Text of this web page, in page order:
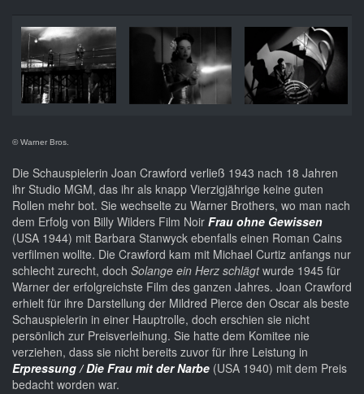
© Warner Bros.
Die Schauspielerin Joan Crawford verließ 1943 nach 18 Jahren
ihr Studio MGM, das ihr als knapp Vierzigjährige keine guten
Rollen mehr bot. Sie wechselte zu Warner Brothers, wo man nach
dem Erfolg von Billy Wilders Film Noir Frau ohne Gewissen
(USA 1944) mit Barbara Stanwyck ebenfalls einen Roman Cains
verfilmen wollte. Die Crawford kam mit Michael Curtiz anfangs nur
schlecht zurecht, doch Solange ein Herz schlägtwurde 1945 für
Warner der erfolgreichste Film des ganzen Jahres. Joan Crawford
erhielt für ihre Darstellung der Mildred Pierce den Oscar als beste
Schauspielerin in einer Hauptrolle, doch erschien sie nicht
persönlich zur Preisverleihung. Sie hatte dem Komitee nie
verziehen, dass sie nicht bereits zuvor für ihre Leistung in
Erpressung / Die Frau mit der Narbe (USA 1940) mit dem Preis
bedacht worden war.